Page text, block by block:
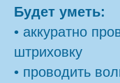
Будет уметь:
• аккуратно
штриховку
• проводить